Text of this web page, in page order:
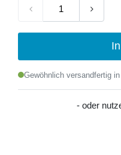
Gewöhnlich versandfertig
- oder